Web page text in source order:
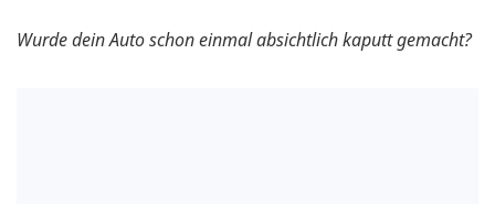
Wurde dein Auto schon einmal absichtlich kaputt gemacht?